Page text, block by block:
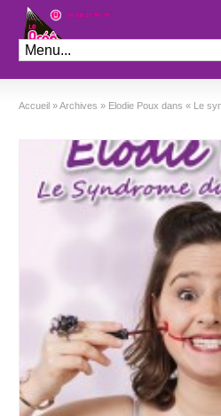
Théâtre le Préo
Accueil »Archives » Elodie Poux dans « Le